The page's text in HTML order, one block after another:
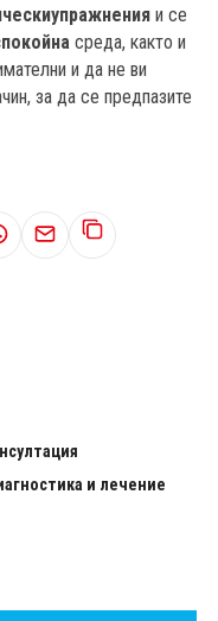
упражненияи се
среда, както и
и да не ви
за да се предпазите
и лечение